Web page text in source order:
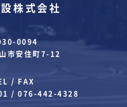
株式会社
0094
市安住町7-12
/ FAX
/076-442-4328